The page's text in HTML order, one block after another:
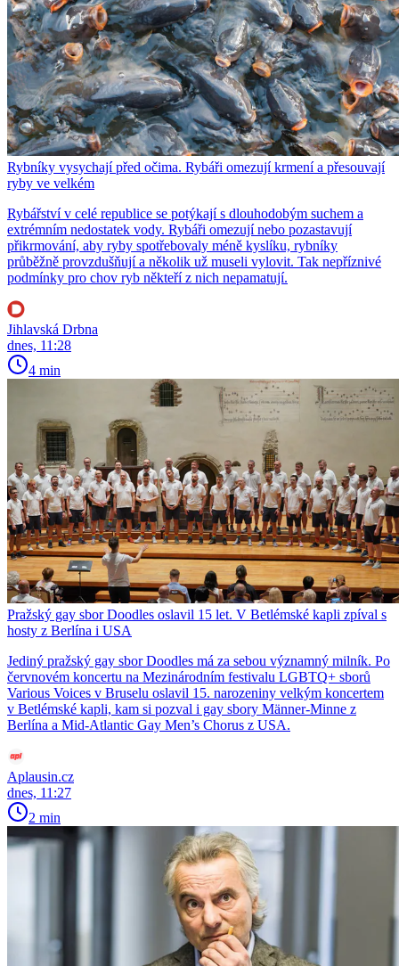
Rybníky vysychají před očima. Rybáři omezují krmení a přesouvají
ryby ve velkém
Rybářství v celé republice se potýkají s dlouhodobým suchem a
extrémním nedostatek vody. Rybáři omezují nebo pozastavují
přikrmování, aby ryby spotřebovaly méně kyslíku, rybníky
průběžně provzdušňují a několik už museli vylovit. Tak nepříznivé
podmínky pro chov ryb někteří z nich nepamatují.
Jihlavská Drbna
dnes, 11:28
4 min
Pražský gay sbor Doodles oslavil 15 let. V Betlémské kapli zpíval s
hosty z Berlína i USA
Jediný pražský gay sbor Doodles má za sebou významný milník. Po
červnovém koncertu na Mezinárodním festivalu LGBTQ+ sborů
Various Voices v Bruselu oslavil 15. narozeniny velkým koncertem
v Betlémské kapli, kam si pozval i gay sbory Männer-Minne z
Berlína a Mid-Atlantic Gay Men’s Chorus z USA.
Aplausin.cz
dnes, 11:27
2 min